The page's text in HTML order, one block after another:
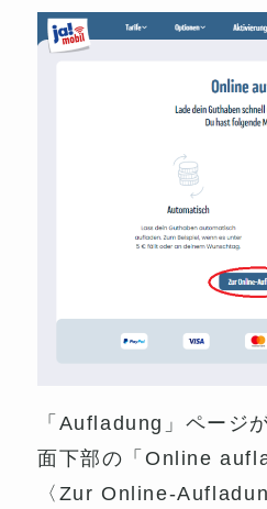
「Aufladung」ページ
面下部の「Online
〈Zur Online-